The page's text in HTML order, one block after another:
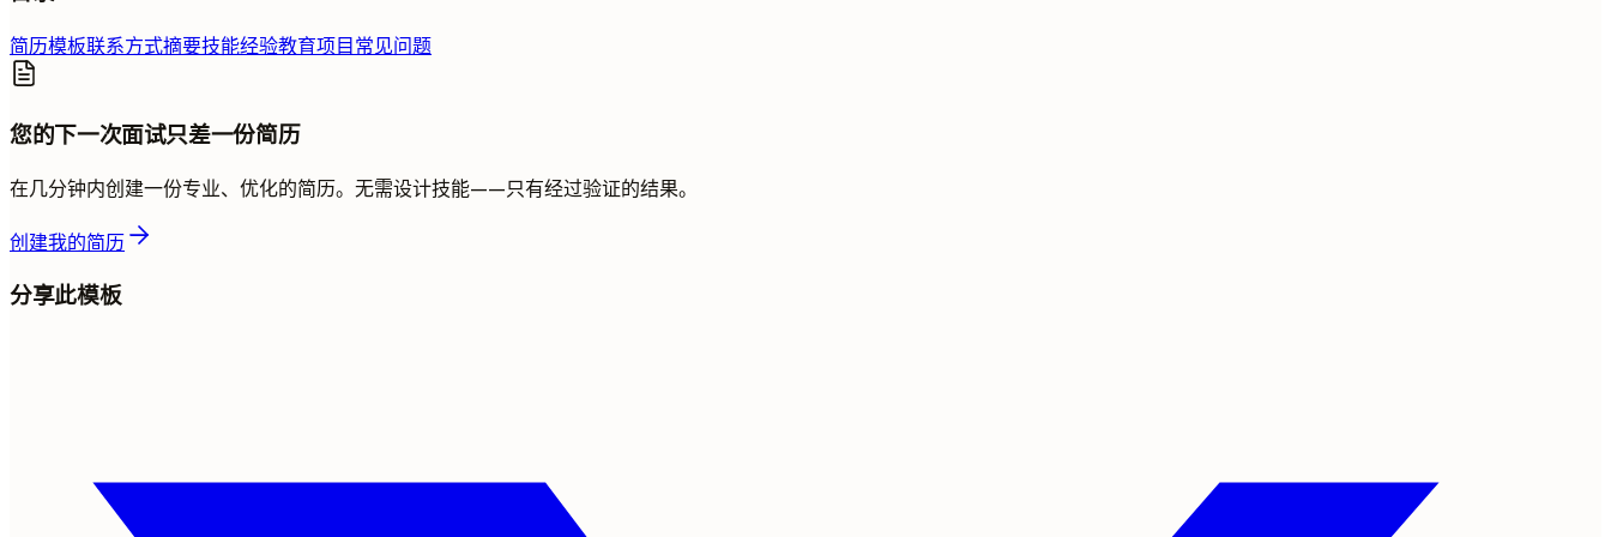
简历模板联系方式摘要技能经验教育项目常见问题
您的下一次面试只差一份简历
在几分钟内创建一份专业、优化的简历。无需设计技能——只有经过验证的结果。
创建我的简历
分享此模板